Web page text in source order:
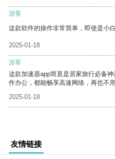
游客
这款软件的操作非常简单，即使是小
2025-01-18
游客
这款加速器app简直是居家旅行必备
作办公，都能畅享高速网络，再也不
2025-01-18
友情链接